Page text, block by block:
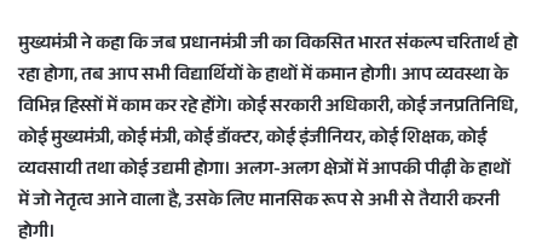
मुख्यमंत्री ने कहा कि जब प्रधानमंत्री जी का विकसित भारत संकल्प चरितार्थ हो
रहा होगा, तब आप सभी विद्यार्थियों के हाथों में कमान होगी। आप व्यवस्था के
विभिन्न हिस्सों में काम कर रहे होंगे। कोई सरकारी अधिकारी, कोई जनप्रतिनिधि,
कोई मुख्यमंत्री, कोई मंत्री, कोई डॉक्टर, कोई इंजीनियर, कोई शिक्षक, कोई
व्यवसायी तथा कोई उद्यमी होगा। अलग-अलग क्षेत्रों में आपकी पीढ़ी के हाथों
में जो नेतृत्व आने वाला है, उसके लिए मानसिक रूप से अभी से तैयारी करनी
होगी।